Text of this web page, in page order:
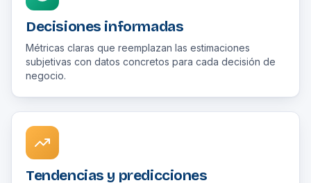
Decisiones informadas
Métricas claras que reemplazan las estimaciones
subjetivas con datos concretos para cada decisión de
negocio.
Tendencias y predicciones